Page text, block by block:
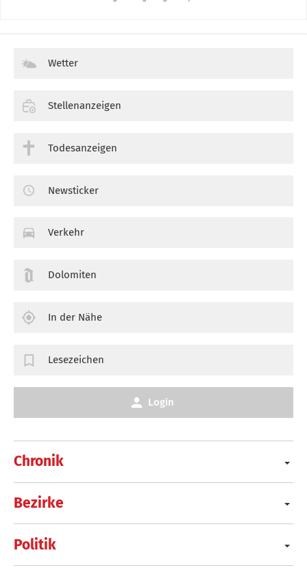
Chronik
Bezirke
Politik
Wetter
Stellenanzeigen
Todesanzeigen
Newsticker
Verkehr
Dolomiten
In der Nähe
Lesezeichen
Login